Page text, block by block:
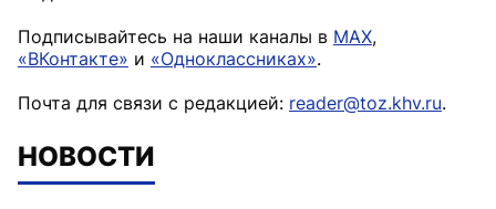
Подписывайтесь на наши каналы в MAX,
«ВКонтакте» и «Одноклассниках».
Почта для связи с редакцией: reader@toz.khv.ru.
НОВОСТИ